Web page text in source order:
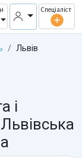
Спеціаліст
Львів
і